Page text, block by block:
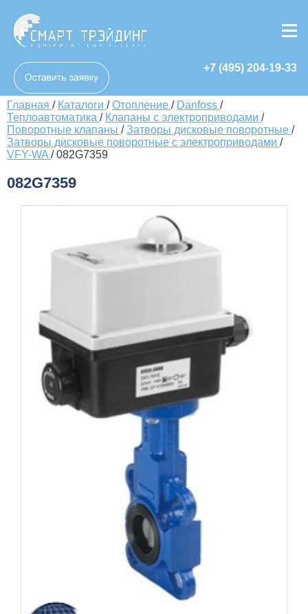
+7 (495) 204-19-33
Главная / Каталоги /Отопление / Danfoss /
Теплоавтоматика / Клапаны с электроприводами /
Поворотные клапаны /Затворы дисковые поворотные /
Затворы дисковые поворотные с электроприводами /
VFY-WA /082G7359
082G7359